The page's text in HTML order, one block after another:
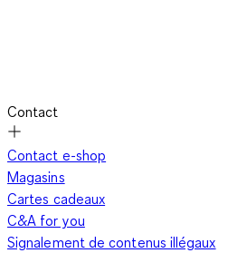
Contact
Contact e-shop
Magasins
Cartes cadeaux
C&A for you
Signalement de contenus illégaux